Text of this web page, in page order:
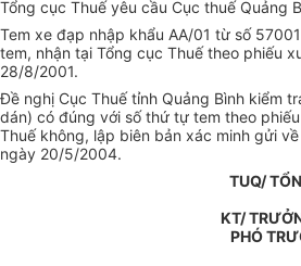
Tổng cục Thuế yêu cầu Cục thuế Quảng
Tem xe đạp nhập khẩu AA/01 từ số
tem, nhận tại Tổng cục Thuế theo phiếu
28/8/2001.
Đề nghị Cục Thuế tỉnh Quảng Bình kiểm
dán) có đúng với số thứ tự tem theo
Thuế không, lập biên bản xác minh gửi
ngày 20/5/2004.
TUQ/
KT/
PHÓ